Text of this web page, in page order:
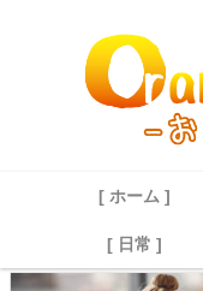
[ ホーム ]
[ 日常 ]